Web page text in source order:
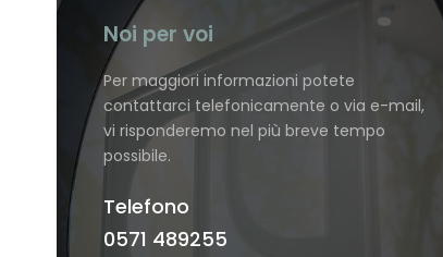
Noi per voi
Per maggiori informazioni potete
contattarci telefonicamente o via e-mail,
vi risponderemo nel più breve tempo
possibile.
Telefono
0571 489255